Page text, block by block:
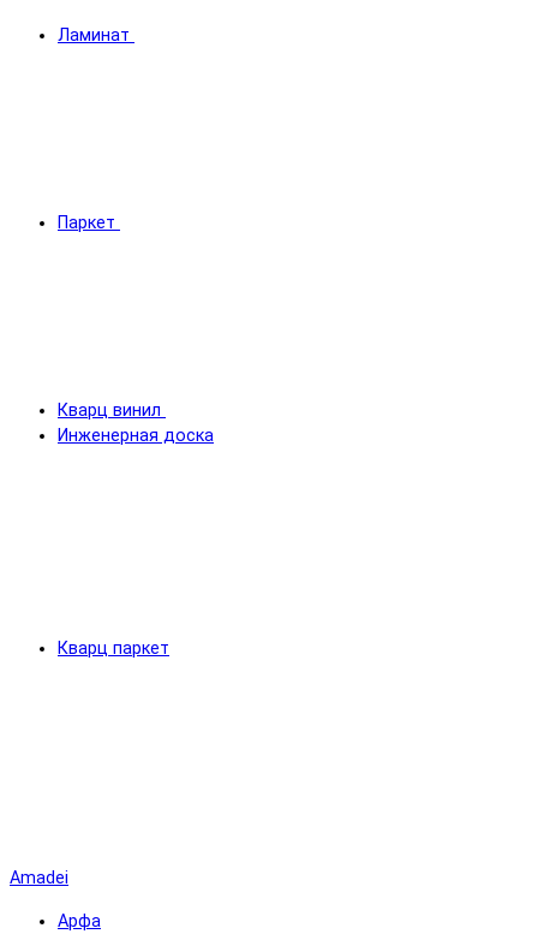
Ламинат
Паркет
Кварц винил
Инженерная доска
Кварц паркет
Amadei
Арфа